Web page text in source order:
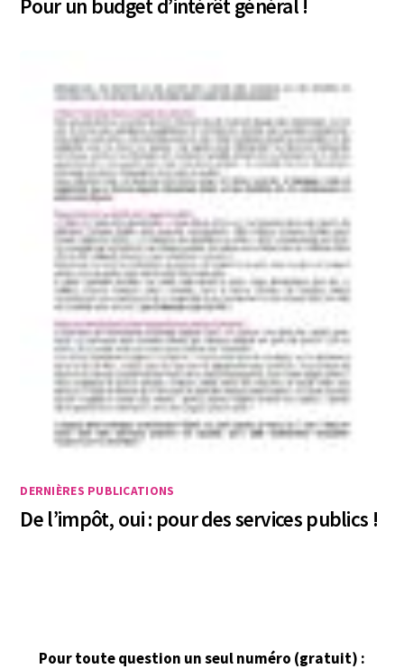
Pour un budget d’intérêt général !
DERNIÈRES PUBLICATIONS
De l’impôt, oui : pour des services publics !
Pour toute question un seul numéro (gratuit) :